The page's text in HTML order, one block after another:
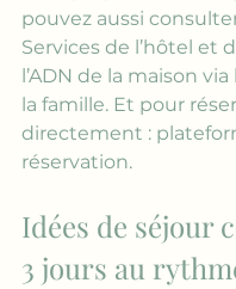
pouvez aussi
Services de l’hôtel et
l’ADN de la maison via
la famille. Et pour
directement :
réservation.
Idées de séjour
3 jours au